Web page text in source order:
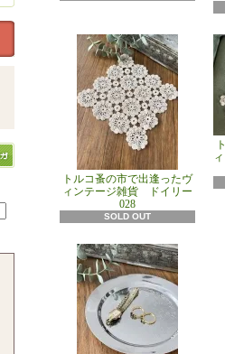
トルコ蚤の市で出逢ったヴ
ィンテージ雑貨 ドイリー
028
SOLD OUT